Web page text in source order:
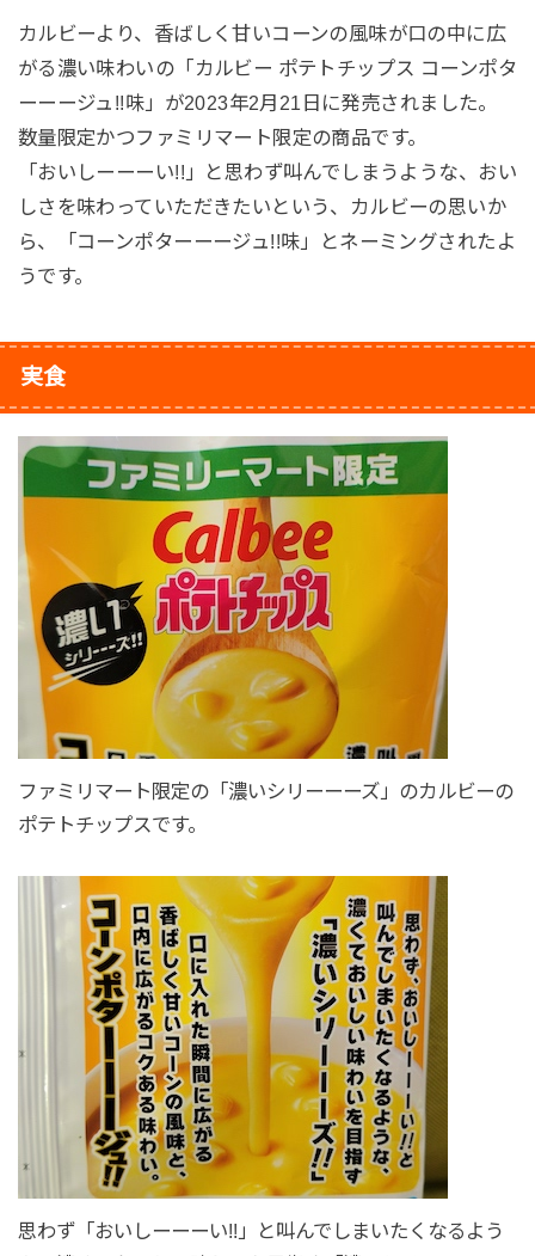
カルビーより、香ばしく甘いコーンの風味が口の中に広
がる濃い味わいの「カルビー ポテトチップス コーンポタ
ーーージュ!!味」が2023年2月21日に発売されました。
数量限定かつファミリマート限定の商品です。
「おいしーーーい!!」と思わず叫んでしまうような、おい
しさを味わっていただきたいという、カルビーの思いか
ら、「コーンポターーージュ!!味」とネーミングされたよ
うです。
実食
ファミリマート限定の「濃いシリーーーズ」のカルビーの
ポテトチップスです。
思わず「おいしーーーい!!」と叫んでしまいたくなるよう